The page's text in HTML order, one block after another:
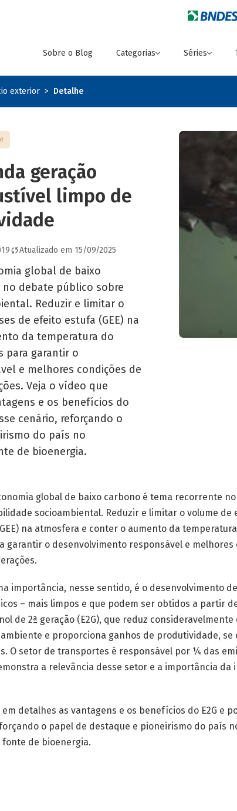
Sobre o Blog Categorias Séries
exterior Detalhe
geração
limpo de
Atualizado em 15/09/2025
global de baixo
debate público sobre
Reduzir e limitar o
de efeito estufa (GEE) na
da temperatura do
para garantir o
e melhores condições de
Veja o vídeo que
e os benefícios do
cenário, reforçando o
do país no
de bioenergia.
global de baixo carbono é tema recorrente
socioambiental. Reduzir e limitar o volume de
na atmosfera e conter o aumento da
garantir o desenvolvimento responsável e melhores
importância, nesse sentido, é o desenvolvimento de
– mais limpos e que podem ser obtidos a partir
de 2ª geração (E2G), que reduz consideravelmente
e proporciona ganhos de produtividade, se
O setor de transportes é responsável por ¼ das
a relevância desse setor e a importância da
detalhes as vantagens e os benefícios do E2G e
o papel de destaque e pioneirismo do país
de bioenergia.